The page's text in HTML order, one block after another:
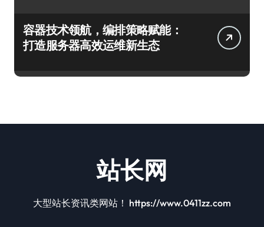
容器技术领航，编排策略赋能：
打造服务器高效运维新生态
站长网
大型站长资讯类网站！ https://www.0411zz.com